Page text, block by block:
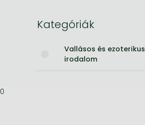
Kategóriák
Vallásos és ezoterikus
irodalom
0